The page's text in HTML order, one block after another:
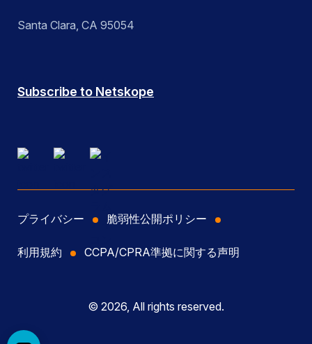
Santa Clara, CA 95054
Subscribe to Netskope
プライバシー 脆弱性公開ポリシー
利用規約 CCPA/CPRA準拠に関する声明
© 2026, All rights reserved.